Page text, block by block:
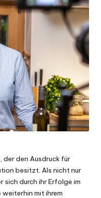
der den Ausdruck für
besitzt. Als nicht nur
durch ihr Erfolge im
mit ihrem